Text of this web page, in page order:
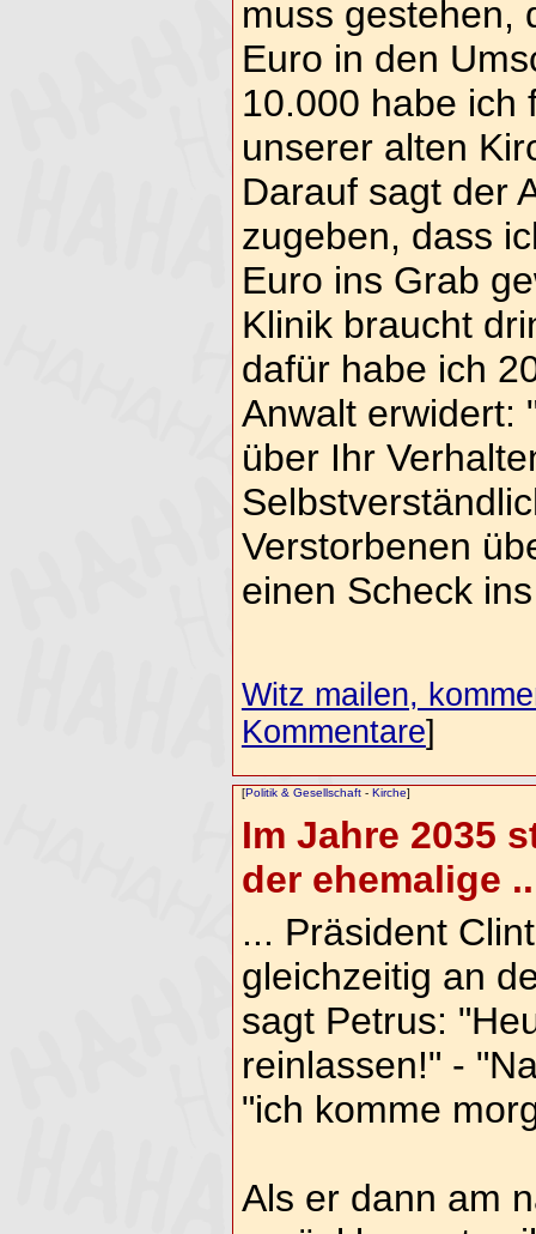
muss gestehen,
Euro in den
10.000 habe ich
unserer alten
Darauf sagt der
zugeben, dass
Euro ins Grab
Klinik braucht
dafür habe ich
Anwalt erwidert:
über Ihr
Verstorbenen
einen Scheck
Witz mailen,
Kommentare]
[Politik & Gesellschaft- Kirche]
Im Jahre 2035
der ehemalige
... Präsident
gleichzeitig an
sagt Petrus:
reinlassen!" -
"ich komme
Als er dann am